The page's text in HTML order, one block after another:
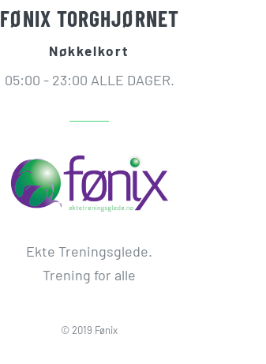
FØNIX TORGHJØRNET
Nøkkelkort
05:00 - 23:00 ALLE DAGER.
Ekte Treningsglede.
Trening for alle
© 2019 Fønix